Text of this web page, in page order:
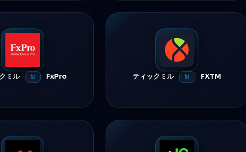
ミル 対 FxPro ティックミル 対 FXTM